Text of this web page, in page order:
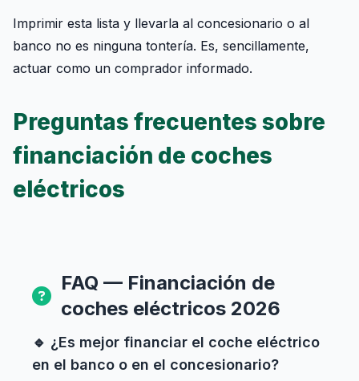
Imprimir esta lista y llevarla al concesionario o al
banco no es ninguna tontería. Es, sencillamente,
actuar como un comprador informado.
Preguntas frecuentes sobre
financiación de coches
eléctricos
FAQ — Financiación de
coches eléctricos 2026
🔹 ¿Es mejor financiar el coche eléctrico
en el banco o en el concesionario?